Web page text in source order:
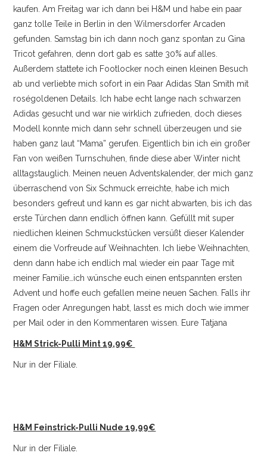
kaufen. Am Freitag war ich dann bei H&M und habe ein paar
ganz tolle Teile in Berlin in den Wilmersdorfer Arcaden
gefunden. Samstag bin ich dann noch ganz spontan zu Gina
Tricot gefahren, denn dort gab es satte 30% auf alles.
Außerdem stattete ich Footlocker noch einen kleinen Besuch
ab und verliebte mich sofort in ein Paar Adidas Stan Smith mit
roségoldenen Details. Ich habe echt lange nach schwarzen
Adidas gesucht und war nie wirklich zufrieden, doch dieses
Modell konnte mich dann sehr schnell überzeugen und sie
haben ganz laut “Mama” gerufen. Eigentlich bin ich ein großer
Fan von weißen Turnschuhen, finde diese aber Winter nicht
alltagstauglich. Meinen neuen Adventskalender, der mich ganz
überraschend von Six Schmuck erreichte, habe ich mich
besonders gefreut und kann es gar nicht abwarten, bis ich das
erste Türchen dann endlich öffnen kann. Gefüllt mit super
niedlichen kleinen Schmuckstücken versüßt dieser Kalender
einem die Vorfreude auf Weihnachten. Ich liebe Weihnachten,
denn dann habe ich endlich mal wieder ein paar Tage mit
meiner Familie…ich wünsche euch einen entspannten ersten
Advent und hoffe euch gefallen meine neuen Sachen. Falls ihr
Fragen oder Anregungen habt, lasst es mich doch wie immer
per Mail oder in den Kommentaren wissen. Eure Tatjana
H&M Strick-Pulli Mint 19,99€
Nur in der Filiale.
H&M Feinstrick-Pulli Nude 19,99€
Nur in der Filiale.